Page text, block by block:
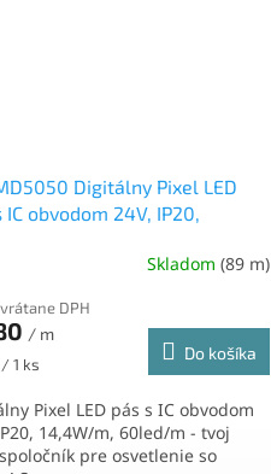
Digitálny Pixel LED
IC obvodom 24V, IP20,
Skladom (89 m)
DPH
/ m
1 ks
Do košíka
Pixel LED pás s IC obvodom
14,4W/m, 60led/m - tvoj
pre osvetlenie so